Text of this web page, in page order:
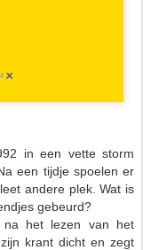
in een vette storm
een tijdje spoelen er
andere plek. Wat is
gebeurd?
na het lezen van het
krant dicht en zegt